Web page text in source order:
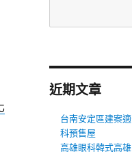
近期文章
台南安定區建案
科預售屋
高雄眼科韓式高